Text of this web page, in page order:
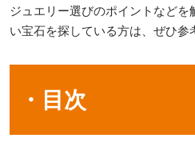
ジュエリー選びのポイントなど
い宝石を探している方は、ぜひ参
・目次